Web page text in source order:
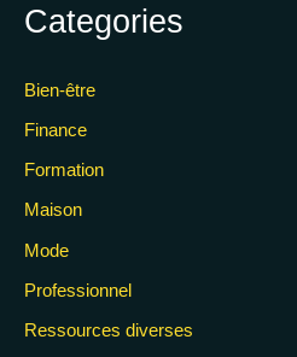
Categories
Bien-être
Finance
Formation
Maison
Mode
Professionnel
Ressources diverses